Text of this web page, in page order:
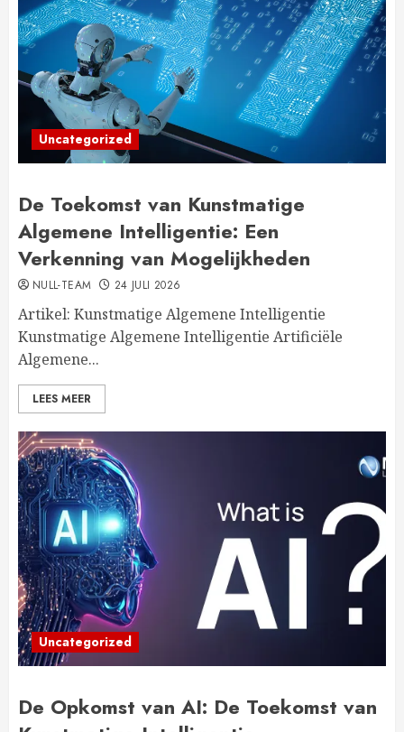
Uncategorized
De Toekomst van Kunstmatige
Algemene Intelligentie: Een
Verkenning van Mogelijkheden
NULL-TEAM 24 JULI 2026
Artikel: Kunstmatige Algemene Intelligentie
Kunstmatige Algemene Intelligentie Artificiële
Algemene...
LEES MEER
Uncategorized
De Opkomst van AI: De Toekomst van